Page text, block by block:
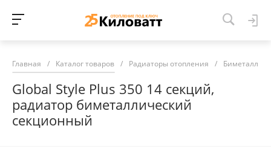
Главная / Каталог товаров / Радиаторы отопления /
Global Style Plus 350 14 секций,
радиатор биметаллический
секционный